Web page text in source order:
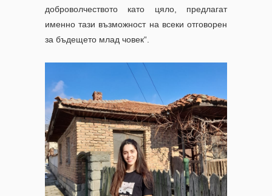
доброволчеството като цяло, предлагат
именно тази възможност на всеки отговорен
за бъдещето млад човек“.